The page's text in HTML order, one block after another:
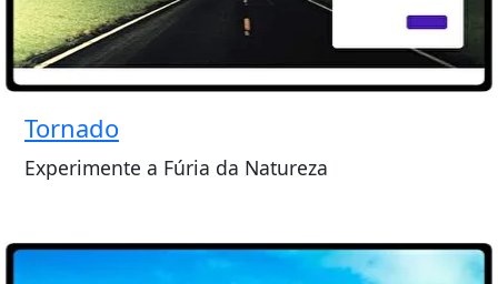
Tornado
Experimente a Fúria da Natureza